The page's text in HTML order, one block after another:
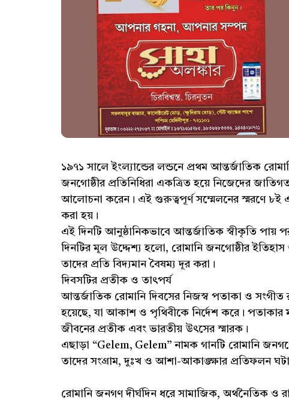
১৯৭১ সালে ইংল্যান্ডের লন্ডনে প্রথম আন্তর্জাতিক
জনগোষ্ঠীর প্রতিনিধিরা একত্রিত হয়ে নিজেদের
আলোচনা করেন। এই গুরুত্বপূর্ণ সম্মেলনের স্মরণে ৮ই
করা হয়।
এই দিনটি আনুষ্ঠানিকভাবে আন্তর্জাতিক স্বীকৃতি পায়
দিনটির মূল উদ্দেশ্য হলো, রোমানি জনগোষ্ঠীর
তাদের প্রতি বিদ্যমান বৈষম্য দূর করা।
দিবসটির প্রতীক ও তাৎপর্য
আন্তর্জাতিক রোমানি দিবসের নিজস্ব পতাকা ও
হয়েছে, যা আকাশ ও পৃথিবীকে নির্দেশ করে। পতাকার
জীবনের প্রতীক এবং ভারতীয় উৎসের স্মারক।
এছাড়া “Gelem, Gelem” নামক গানটি রোমানি
তাদের সংগ্রাম, দুঃখ ও আশা-আকাঙ্ক্ষার প্রতিফলন
রোমানি জনগণ দীর্ঘদিন ধরে সামাজিক, অর্থনৈতিক ও